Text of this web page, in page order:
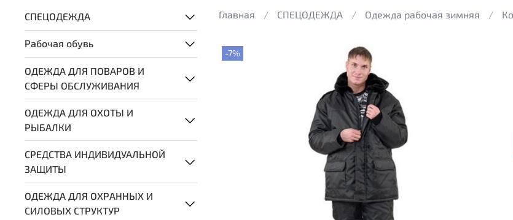
Главная СПЕЦОДЕЖДА Одежда рабочая зимняя
-7%
СПЕЦОДЕЖДА
Рабочая обувь
ОДЕЖДА ДЛЯ ПОВАРОВ И
СФЕРЫ ОБСЛУЖИВАНИЯ
ОДЕЖДА ДЛЯ ОХОТЫ И
РЫБАЛКИ
СРЕДСТВА ИНДИВИДУАЛЬНОЙ
ЗАЩИТЫ
ОДЕЖДА ДЛЯ ОХРАННЫХ И
СИЛОВЫХ СТРУКТУР